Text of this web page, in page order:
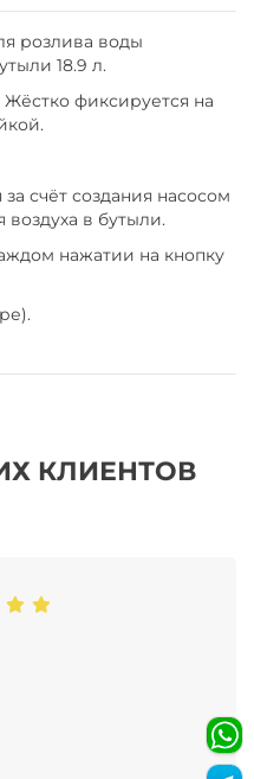
розлива воды
18.9 л.
фиксируется на
счёт создания насосом
в бутыли.
нажатии на кнопку
КЛИЕНТОВ